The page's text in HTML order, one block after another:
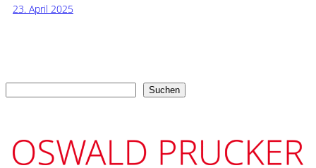
23. April 2025
Suchen